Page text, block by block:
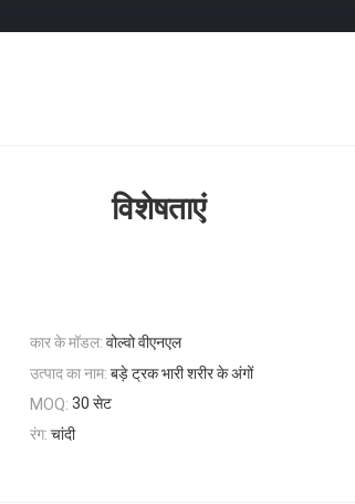
विशेषताएं
कार के मॉडल: वोल्वो वीएनएल
उत्पाद का नाम: बड़े ट्रक भारी शरीर के अंगों
MOQ: 30 सेट
रंग: चांदी